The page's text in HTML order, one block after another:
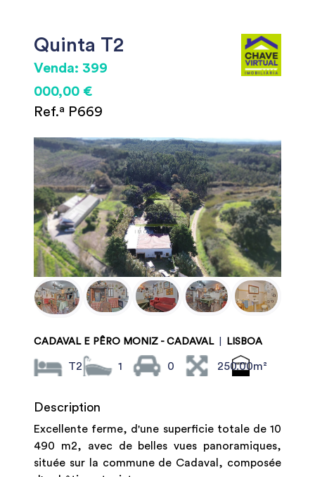
Quinta T2
Venda: 399
000,00 €
Ref.ª P669
CADAVAL E PÊRO MONIZ - CADAVAL LISBOA
T2 1 0 250.00m²
Description
Excellente ferme, d'une superficie totale de 10
490 m2, avec de belles vues panoramiques,
située sur la commune de Cadaval, composée